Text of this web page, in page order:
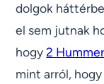
dolgok
el sem jutnak
hogy2
mint arról, hogy